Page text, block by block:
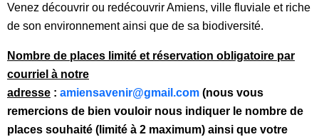
Venez découvrir ou redécouvrir Amiens, ville fluviale et riche
de son environnement ainsi que de sa biodiversité.
Nombre de places limité et réservation obligatoire par
courriel à notre
adresse : amiensavenir@gmail.com (nous vous
remercions de bien vouloir nous indiquer le nombre de
places souhaité (limité à 2 maximum) ainsi que votre